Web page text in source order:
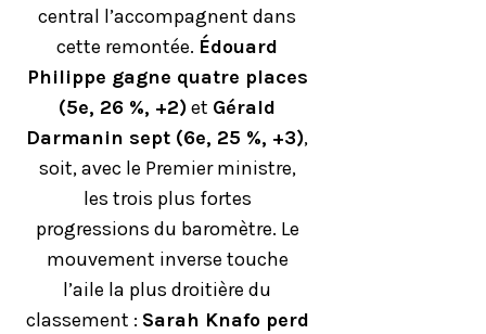
central l’accompagnent dans
cette remontée. Édouard
Philippe gagne quatre places
(5e, 26 %, +2)et Gérald
Darmanin sept (6e, 25 %, +3),
soit, avec le Premier ministre,
les trois plus fortes
progressions du baromètre. Le
mouvement inverse touche
l’aile la plus droitière du
classement : Sarah Knafo perd